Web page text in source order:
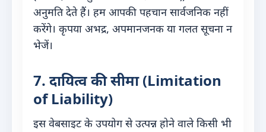
अनुमति देते हैं। हम आपकी पहचान सार्वजनिक नहीं
करेंगे। कृपया अभद्र, अपमानजनक या गलत सूचना न
भेजें।
7. दायित्व की सीमा (Limitation
of Liability)
इस वेबसाइट के उपयोग से उत्पन्न होने वाले किसी भी